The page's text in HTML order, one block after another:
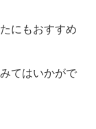
にもおすすめ
てはいかがで